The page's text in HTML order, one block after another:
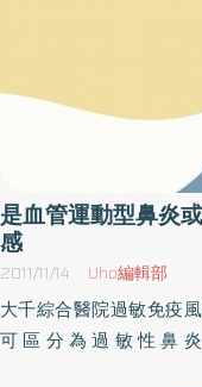
是血管運動型鼻炎
感
2011/11/14 Uho編輯部
大千綜合醫院過敏免疫
可區分為過敏性鼻